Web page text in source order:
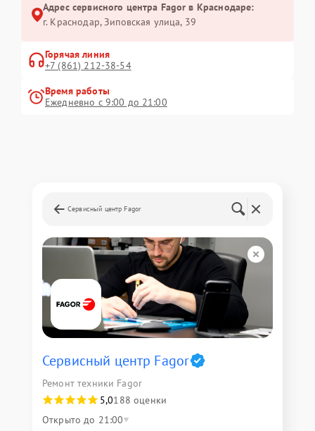
Адрес сервисного центра Fagor в Краснодаре:
г. Краснодар, Зиповская улица, 39
Горячая линия
+7 (861) 212-38-54
Время работы
Ежедневно с 9:00 до 21:00
Сервисный центр Fagor
Сервисный центр Fagor
Ремонт техники Fagor
5,0188 оценки
Открыто до 21:00